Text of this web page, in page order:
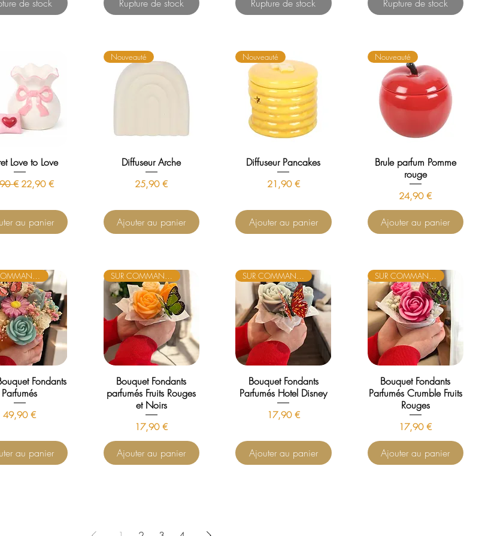
de stock Rupture de stock Rupture de stock Rupture de stock
Love to Love
€ Prix promotionnel
22,90 €
au panier
Nouveauté
Diffuseur Arche
Prix
25,90 €
Ajouter au panier
Nouveauté
Diffuseur Pancakes
Prix
21,90 €
Ajouter au panier
Nouveauté
Brule parfum Pomme
rouge
Prix
24,90 €
Ajouter au panier
SUR COMMANDE
Fondants
Parfumés
Prix
49,90 €
au panier
SUR COMMANDE
Bouquet Fondants
parfumés Fruits Rouges
et Noirs
Prix
17,90 €
Ajouter au panier
SUR COMMANDE
Bouquet Fondants
Parfumés Hotel Disney
Prix
17,90 €
Ajouter au panier
SUR COMMANDE
Bouquet Fondants
Parfumés Crumble Fruits
Rouges
Prix
17,90 €
Ajouter au panier